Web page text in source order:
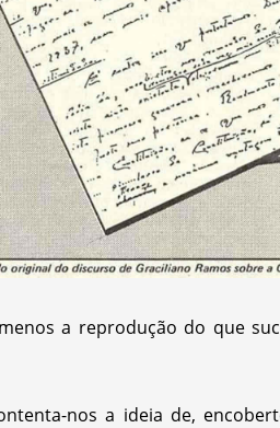
a reprodução do que
nos a ideia de,